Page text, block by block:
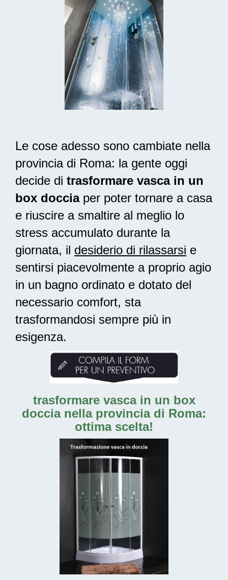
Le cose adesso sono cambiate nella
provincia di Roma: la gente oggi
decide di trasformare vasca in un
box docciaper poter tornare a casa
e riuscire a smaltire al meglio lo
stress accumulato durante la
giornata, il desiderio di rilassarsi e
sentirsi piacevolmente a proprio agio
in un bagno ordinato e dotato del
necessario comfort, sta
trasformandosi sempre più in
esigenza.
trasformare vasca in un box
doccia nella provincia di Roma:
ottima scelta!